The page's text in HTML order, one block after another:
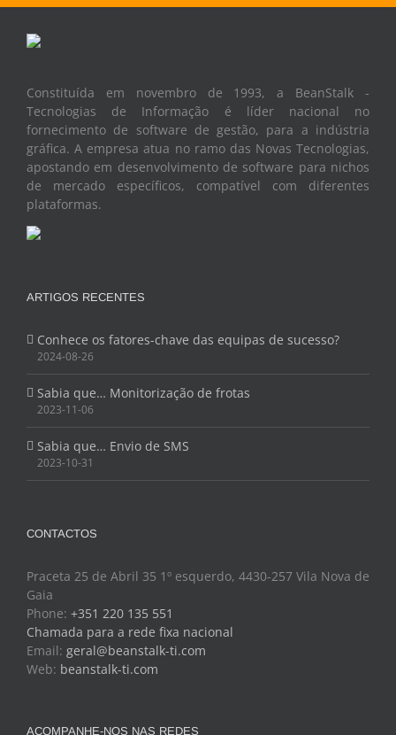
Constituída em novembro de 1993, a BeanStalk -
Tecnologias de Informação é líder nacional no
fornecimento de software de gestão, para a indústria
gráfica. A empresa atua no ramo das Novas Tecnologias,
apostando em desenvolvimento de software para nichos
de mercado específicos, compatível com diferentes
plataformas.
ARTIGOS RECENTES
Conhece os fatores-chave das equipas de sucesso?
2024-08-26
Sabia que… Monitorização de frotas
2023-11-06
Sabia que… Envio de SMS
2023-10-31
CONTACTOS
Praceta 25 de Abril 35 1º esquerdo, 4430-257 Vila Nova de
Gaia
Phone: +351 220 135 551
Chamada para a rede fixa nacional
Email: geral@beanstalk-ti.com
Web: beanstalk-ti.com
ACOMPANHE-NOS NAS REDES